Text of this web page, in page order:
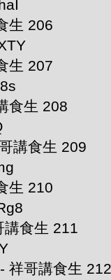
生 206
生 207
食生 208
講食生 209
生 210
講食生 211
祥哥講食生 212